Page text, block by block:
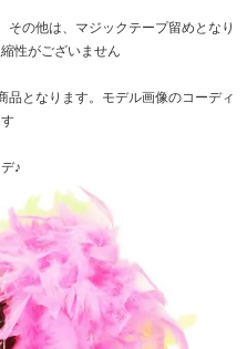
の他は、マジックテープ留めとなり
性がございません
となります。モデル画像のコーディ
♪